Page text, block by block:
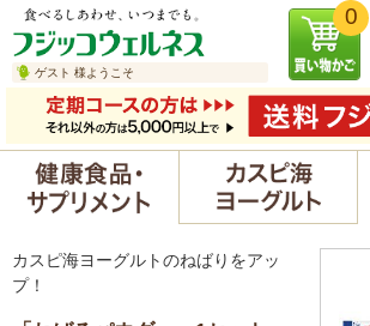
ゲスト 様ようこそ
0
カスピ海ヨーグルトのねばりをアッ
プ！